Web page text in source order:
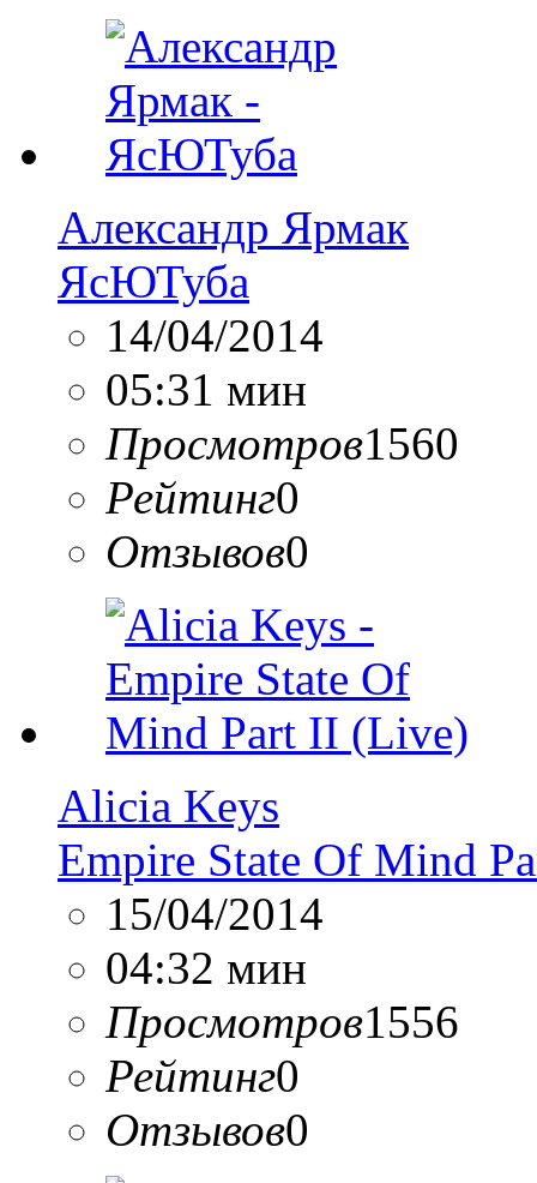
Александр Ярмак
ЯсЮТуба
14/04/2014
05:31 мин
Просмотров1560
Рейтинг0
Отзывов0
Alicia Keys
Empire State Of Mind
15/04/2014
04:32 мин
Просмотров1556
Рейтинг0
Отзывов0